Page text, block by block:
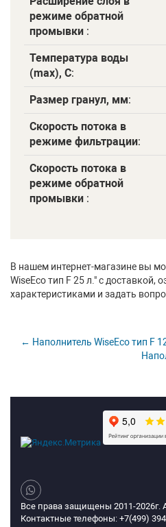
режиме обратной
промывки :
Температура воды
(max), C:
Размер гранул, мм:
Скорость потока в
режиме фильтрации:
Скорость потока в
режиме обратной
промывки :
В нашем интернет-магазине вы
WiseEco тип F 25 л." с доставкой,
характеристиками и задать
← Наполнитель WiseEco тип F
Все права защищены 2011-
Контактные телефоны: +7(499)